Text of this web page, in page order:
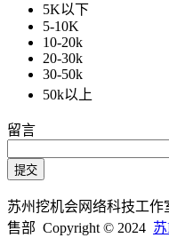
5K以下
5-10K
10-20k
20-30k
30-50k
50k以上
留言
苏州挖机会网络科技工
售部 Copyright © 2024